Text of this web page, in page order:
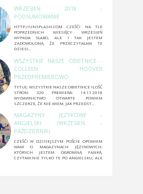
WRZESIEŃ 2018 -
PODSUMOWANIE
HTTP://UNSPLASH.COM CZEŚĆ! NA TLE
POPRZEDNICH MIESIĘCY WRZESIEŃ
WYPADA SŁABO, ALE I TAK JESTEM
ZADOWOLONA, ŻE PRZECZYTAŁAM TE
DZIESI...
WSZYSTKIE NASZE OBIETNICE -
COLLEEN HOOVER
PRZEDPREMIEROWO
TYTUŁ: WSZYSTKIE NASZE OBIETNICE ILOŚĆ
STRON: 320 PREMIERA: 14.11.2018
WYDAWNICTWO OTWARTE POWIEM
SZCZERZE, ŻE NIE WIEM, JAK PRZEDST...
MAGAZYNY JĘZYKOWE -
ANGIELSKI (WRZESIEŃ -
PAŹDZIERNIK)
CZEŚĆ! W DZISIEJSZYM POŚCIE OPOWIEM
WAM O MAGAZYNACH JĘZYKOWYCH,
KTÓRYCH JESTEM OGROMNĄ FANKĄ.
CZYTAM NIE TYLKO TE PO ANGIELSKU, ALE